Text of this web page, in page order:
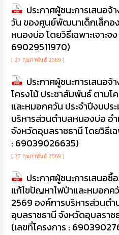
ประกาศผู้ชนะการเสนอจ้
วัน ของศูนย์พัฒนาเด็กเล็กอ
หนองบ่อ โดยวิธีเฉพาะเจาะจ
69029511970)
[ 27 กุมภาพันธ์ 2569 ]
ประกาศผู้ชนะการเสนอจ้
โครงไม้ ประชาสัมพันธ์ ตาม
และหมอกควัน ประจำปีงบป
บริหารส่วนตำบลหนองบ่อ อำ
จังหวัดอุบลราชธานี โดยวิธีเฉ
: 69039026635)
[ 27 กุมภาพันธ์ 2569 ]
ประกาศผู้ชนะการเสนอ
แก้ไขปัญหาไฟป่าและหมอกค
2569 องค์การบริหารส่วนต
อุบลราชธานี จังหวัดอุบลราชธ
(เลขที่โครงการ :